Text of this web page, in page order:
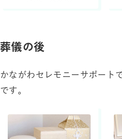
葬儀の後
かながわセレモニーサポート
です。